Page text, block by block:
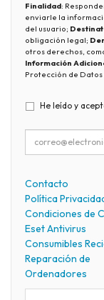
Finalidad:
enviarle la
del usuario;
obligación legal;
otros derechos,
Información
Protección de Datos
He leído y
Contacto
Política
Condiciones de
Eset Antivirus
Consumibles
Reparación de
Ordenadores